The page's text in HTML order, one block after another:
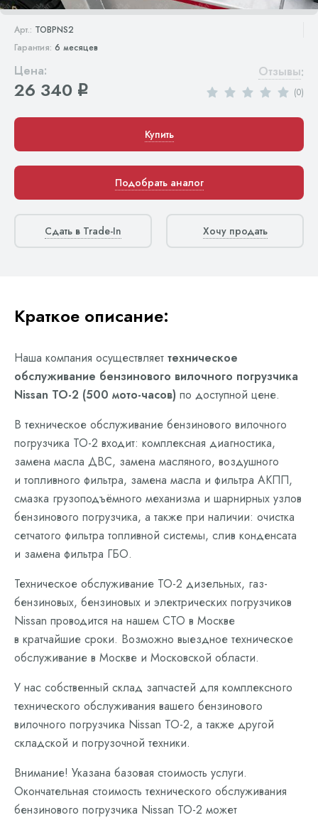
Арт.: TOBPNS2
Гарантия: 6 месяцев
Цена:
26 340 q
Отзывы:
(0)
Купить
Подобрать аналог
Сдать в Trade-In Хочу продать
Краткое описание:
Наша компания осуществляет техническое
обслуживание бензинового вилочного погрузчика
Nissan ТО-2 (500 мото-часов) по доступной цене.
В техническое обслуживание бензинового вилочного
погрузчика ТО-2 входит: комплексная диагностика,
замена масла ДВС, замена масляного, воздушного
и топливного фильтра, замена масла и фильтра АКПП,
смазка грузоподъёмного механизма и шарнирных узлов
бензинового погрузчика, а также при наличии: очистка
сетчатого фильтра топливной системы, слив конденсата
и замена фильтра ГБО.
Техническое обслуживание ТО-2 дизельных, газ-
бензиновых, бензиновых и электрических погрузчиков
Nissan проводится на нашем СТО в Москве
в кратчайшие сроки. Возможно выездное техническое
обслуживание в Москве и Московской области.
У нас собственный склад запчастей для комплексного
технического обслуживания вашего бензинового
вилочного погрузчика Nissan ТО-2, а также другой
складской и погрузочной техники.
Внимание! Указана базовая стоимость услуги.
Окончательная стоимость технического обслуживания
бензинового погрузчика Nissan ТО-2 может